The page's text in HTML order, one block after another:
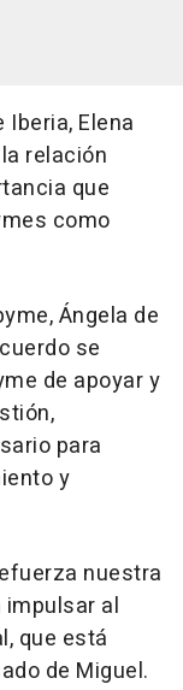
Iberia, Elena
relación
que
como
Ángela de
se
de apoyar y
para
y
nuestra
al
que está
de Miguel.